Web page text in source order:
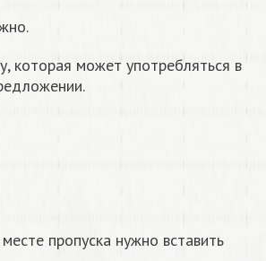
которая может употребляться в
пропуска нужно вставить